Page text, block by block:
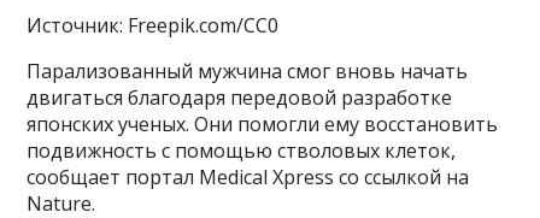
Источник: Freepik.com/CC0
Парализованный мужчина смог вновь начать
двигаться благодаря передовой разработке
японских ученых. Они помогли ему восстановить
подвижность с помощью стволовых клеток,
сообщает портал Medical Xpress со ссылкой на
Nature.